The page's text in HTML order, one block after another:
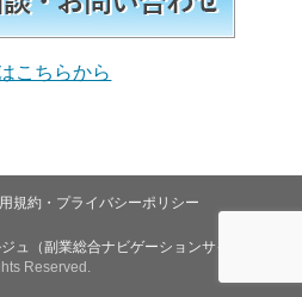
こちらから
規約・プライバシーポリシー
ュ（副業総合ナビゲーションサイト）
Reserved.